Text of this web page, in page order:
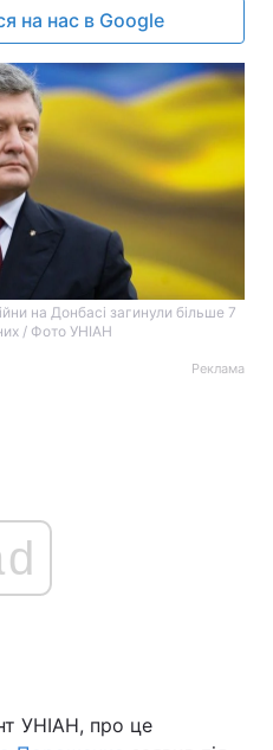
на нас в Google
на Донбасі загинули більше 7
/ Фото УНІАН
Реклама
УНІАН, про це